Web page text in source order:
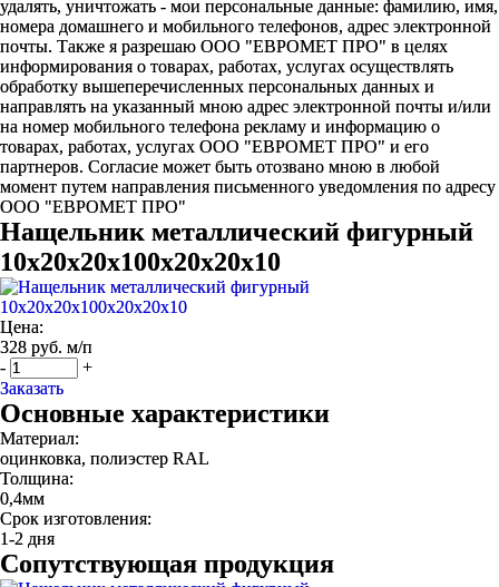
удалять, уничтожать - мои персональные данные: фамилию, имя,
номера домашнего и мобильного телефонов, адрес электронной
почты. Также я разрешаю ООО "ЕВРОМЕТ ПРО" в целях
информирования о товарах, работах, услугах осуществлять
обработку вышеперечисленных персональных данных и
направлять на указанный мною адрес электронной почты и/или
на номер мобильного телефона рекламу и информацию о
товарах, работах, услугах ООО "ЕВРОМЕТ ПРО" и его
партнеров. Согласие может быть отозвано мною в любой
момент путем направления письменного уведомления по адресу
ООО "ЕВРОМЕТ ПРО"
Нащельник металлический фигурный
10х20х20х100х20х20х10
Цена:
328 руб. м/п
-
+
Заказать
Основные характеристики
Материал:
оцинковка, полиэстер RAL
Толщина:
0,4мм
Срок изготовления:
1-2 дня
Сопутствующая продукция